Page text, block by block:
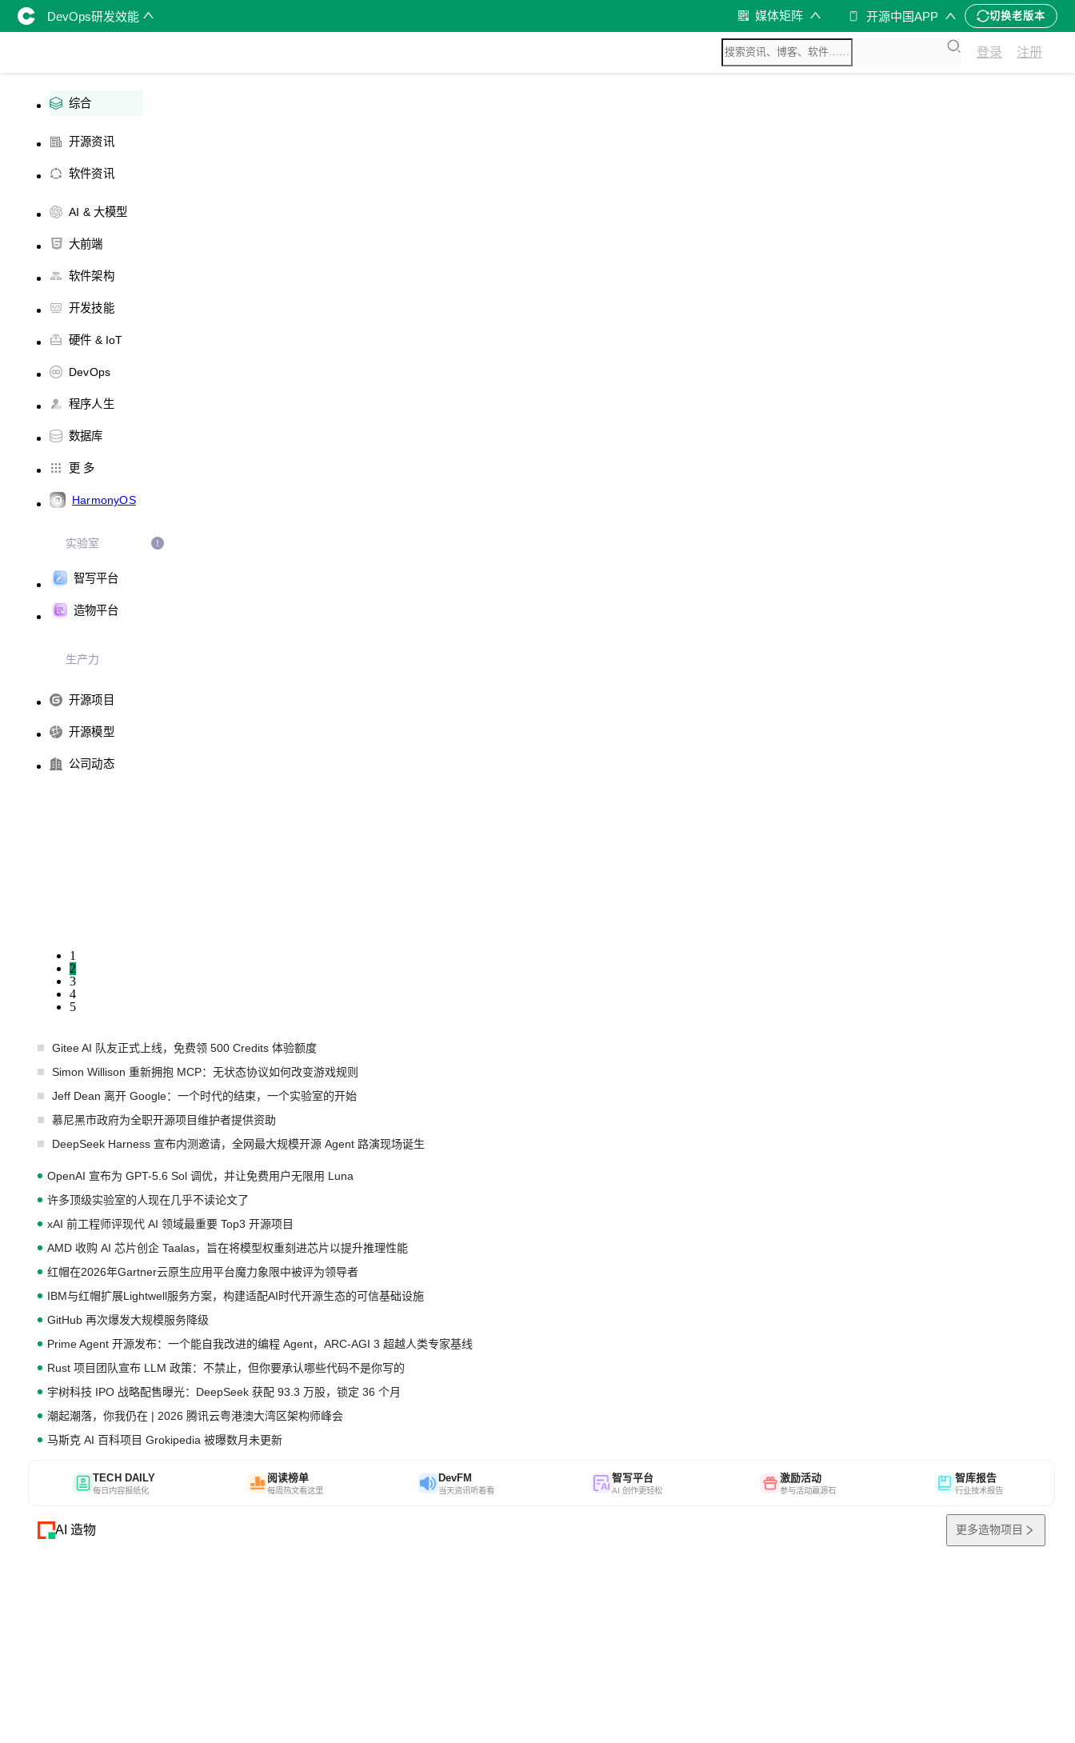
DevOps研发效能 媒体矩阵 开源中国APP 切换老版本
登录 注册
综合
开源资讯
软件资讯
AI & 大模型
大前端
软件架构
开发技能
硬件 & IoT
DevOps
程序人生
数据库
更 多
HarmonyOS
实验室
智写平台
造物平台
生产力
开源项目
开源模型
公司动态
1
2
3
4
5
Gitee AI 队友正式上线，免费领 500 Credits 体验额度
Simon Willison 重新拥抱 MCP：无状态协议如何改变游戏规则
Jeff Dean 离开 Google：一个时代的结束，一个实验室的开始
慕尼黑市政府为全职开源项目维护者提供资助
DeepSeek Harness 宣布内测邀请，全网最大规模开源 Agent 路演现场诞生
OpenAI 宣布为 GPT-5.6 Sol 调优，并让免费用户无限用 Luna
许多顶级实验室的人现在几乎不读论文了
xAI 前工程师评现代 AI 领域最重要 Top3 开源项目
AMD 收购 AI 芯片创企 Taalas，旨在将模型权重刻进芯片以提升推理性能
红帽在2026年Gartner云原生应用平台魔力象限中被评为领导者
IBM与红帽扩展Lightwell服务方案，构建适配AI时代开源生态的可信基础设施
GitHub 再次爆发大规模服务降级
Prime Agent 开源发布：一个能自我改进的编程 Agent，ARC-AGI 3 超越人类专家基线
Rust 项目团队宣布 LLM 政策：不禁止，但你要承认哪些代码不是你写的
宇树科技 IPO 战略配售曝光：DeepSeek 获配 93.3 万股，锁定 36 个月
潮起潮落，你我仍在 | 2026 腾讯云粤港澳大湾区架构师峰会
马斯克 AI 百科项目 Grokipedia 被曝数月未更新
TECH DAILY
每日内容报纸化
阅读榜单
每周热文看这里
DevFM
当天资讯听着看
智写平台
AI 创作更轻松
激励活动
参与活动赢源石
智库报告
行业技术报告
AI 造物 更多造物项目